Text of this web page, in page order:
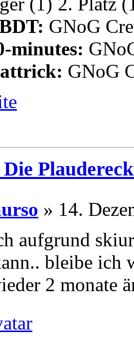
GNoG
minutes:
GNoG
» 14.
aufgrund
bleibe ich
2 monate